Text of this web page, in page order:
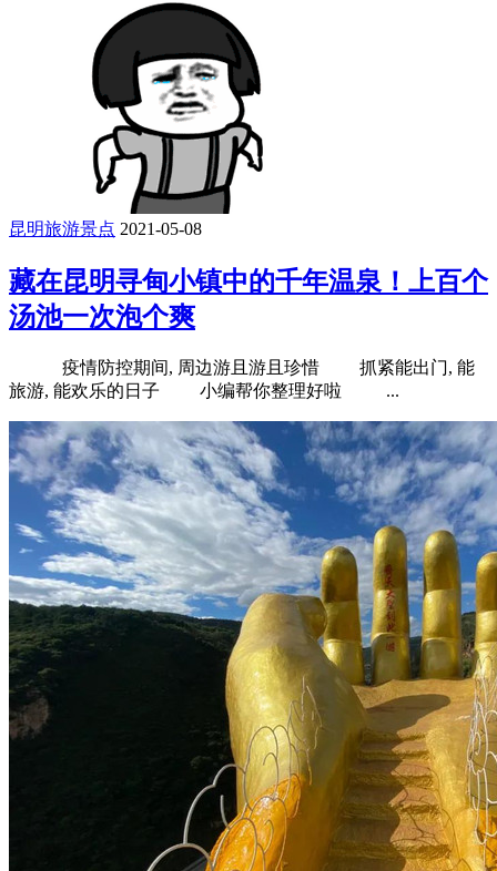
昆明旅游景点 2021-05-08
藏在昆明寻甸小镇中的千年温泉！上百个
汤池一次泡个爽
疫情防控期间, 周边游且游且珍惜 抓紧能出门, 能
旅游, 能欢乐的日子 小编帮你整理好啦 ...